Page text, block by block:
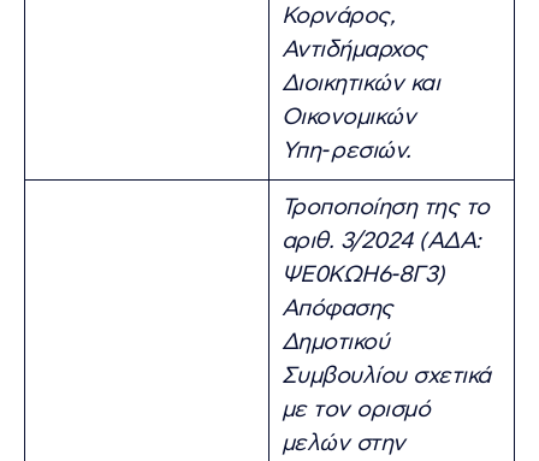
Κορνάρος,
Αντιδήμαρχος
Διοικητικών και
Οικονομικών
Υπη-ρεσιών.
Τροποποίηση της το
αριθ. 3/2024 (ΑΔΑ:
ΨΕ0ΚΩΗ6-8Γ3)
Απόφασης
Δημοτικού
Συμβουλίου σχετικά
με τον ορισμό
μελών στην